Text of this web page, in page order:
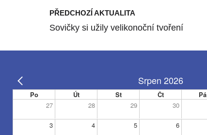
PŘEDCHOZÍ AKTUALITA
Sovičky si užily velikonoční tvoření
Srpen 2026
Po Út St Čt Pá
27
28 29 30
3 4 5 6